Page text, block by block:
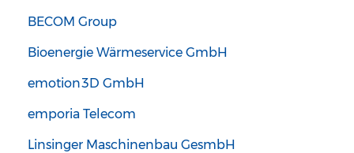
BECOM Group
Bioenergie Wärmeservice GmbH
emotion3D GmbH
emporia Telecom
Linsinger Maschinenbau GesmbH